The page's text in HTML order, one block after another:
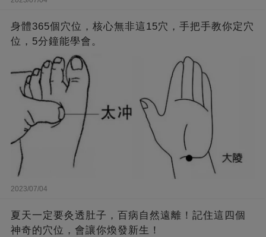
身體365個穴位，核心無非這15穴，手把手教你定穴
位，5分鐘能學會。
2023/07/04
夏天一定要灸透肚子，百病自然遠離！記住這四個
神奇的穴位，會讓你煥發新生！